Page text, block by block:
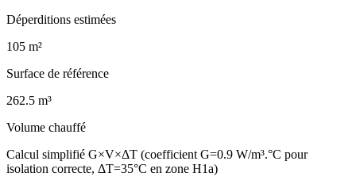
Déperditions estimées
105 m²
Surface de référence
262.5 m³
Volume chauffé
Calcul simplifié G×V×ΔT (coefficient G=0.9 W/m³.°C pour
isolation correcte, ΔT=35°C en zone H1a)